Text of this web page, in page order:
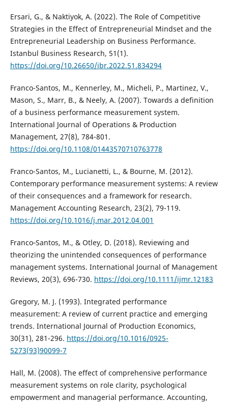
Ersari, G., & Naktiyok, A. (2022). The Role of Competitive
Strategies in the Effect of Entrepreneurial Mindset and the
Entrepreneurial Leadership on Business Performance.
Istanbul Business Research, 51(1).
https://doi.org/10.26650/ibr.2022.51.834294
Franco-Santos, M., Kennerley, M., Micheli, P., Martinez, V.,
Mason, S., Marr, B., & Neely, A. (2007). Towards a definition
of a business performance measurement system.
International Journal of Operations & Production
Management, 27(8), 784-801.
https://doi.org/10.1108/01443570710763778
Franco-Santos, M., Lucianetti, L., & Bourne, M. (2012).
Contemporary performance measurement systems: A review
of their consequences and a framework for research.
Management Accounting Research, 23(2), 79-119.
https://doi.org/10.1016/j.mar.2012.04.001
Franco‐Santos, M., & Otley, D. (2018). Reviewing and
theorizing the unintended consequences of performance
management systems. International Journal of Management
Reviews, 20(3), 696-730. https://doi.org/10.1111/ijmr.12183
Gregory, M. J. (1993). Integrated performance
measurement: A review of current practice and emerging
trends. International Journal of Production Economics,
30(31), 281-296. https://doi.org/10.1016/0925-
5273(93)90099-7
Hall, M. (2008). The effect of comprehensive performance
measurement systems on role clarity, psychological
empowerment and managerial performance. Accounting,